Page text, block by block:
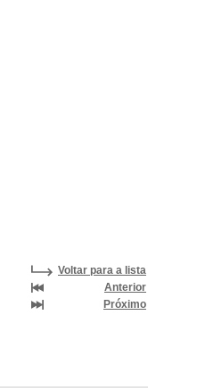
Voltar para a lista
Anterior
Próximo